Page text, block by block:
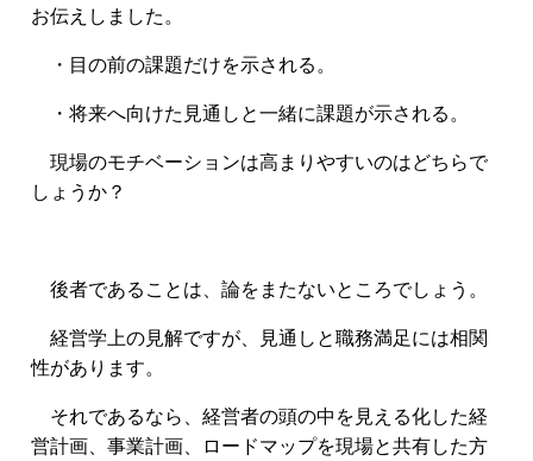
お伝えしました。
・目の前の課題だけを示される。
・将来へ向けた見通しと一緒に課題が示される。
現場のモチベーションは高まりやすいのはどちらで
しょうか？
後者であることは、論をまたないところでしょう。
経営学上の見解ですが、見通しと職務満足には相関
性があります。
それであるなら、経営者の頭の中を見える化した経
営計画、事業計画、ロードマップを現場と共有した方